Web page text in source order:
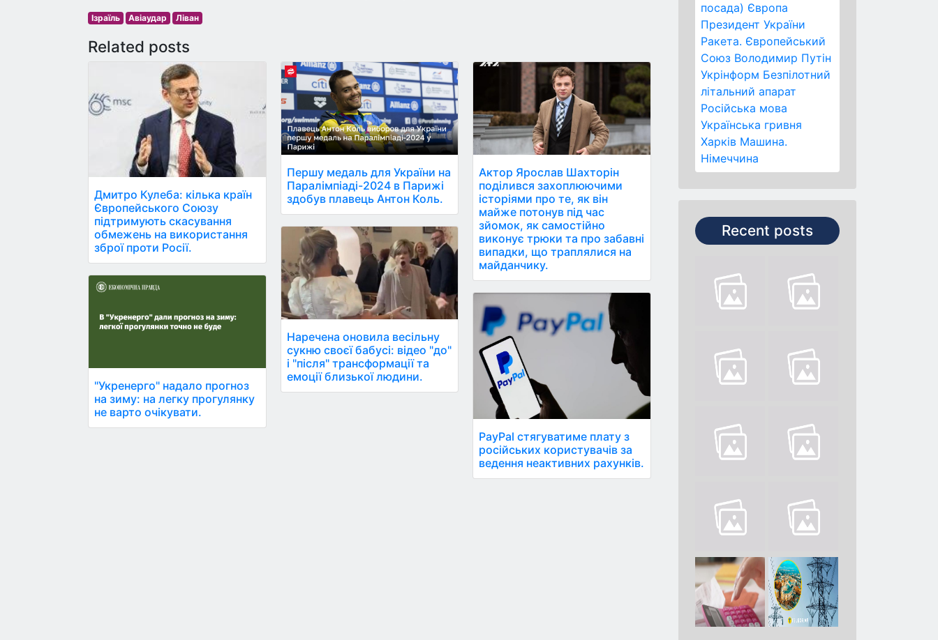
посада) Європа
Президент України
Ракета. Європейський
Союз Володимир Путін
Укрінформ Безпілотний
літальний апарат
Російська мова
Українська гривня
Харків Машина.
Німеччина
Recent posts
Ізраїль Авіаудар Ліван
Related posts
Дмитро Кулеба: кілька країн
Європейського Союзу
підтримують скасування
обмежень на використання
зброї проти Росії.
"Укренерго" надало прогноз
на зиму: на легку прогулянку
не варто очікувати.
Першу медаль для України на
Паралімпіаді-2024 в Парижі
здобув плавець Антон Коль.
Наречена оновила весільну
сукню своєї бабусі: відео "до"
і "після" трансформації та
емоції близької людини.
Актор Ярослав Шахторін
поділився захоплюючими
історіями про те, як він
майже потонув під час
зйомок, як самостійно
виконує трюки та про забавні
випадки, що траплялися на
майданчику.
PayPal стягуватиме плату з
російських користувачів за
ведення неактивних рахунків.